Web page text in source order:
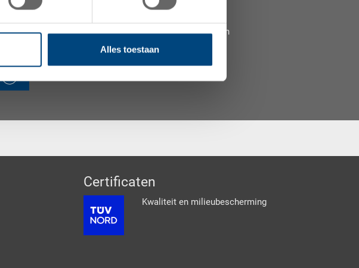
Alles toestaan
op maat te vinden die aan uw behoeften
Certificaten
Kwaliteit en milieubescherming